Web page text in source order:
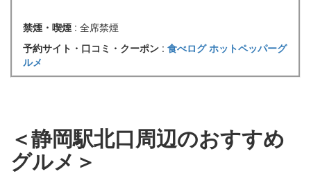
禁煙・喫煙 : 全席禁煙
予約サイト・口コミ・クーポン : 食べログホットペッパーグ
ルメ
＜静岡駅北口周辺のおすすめ
グルメ＞